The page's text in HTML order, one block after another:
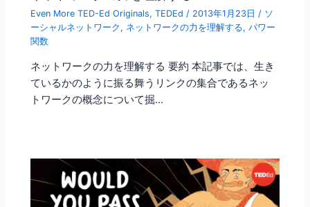
Even More TED-Ed Originals,TEDEd / 2013年1月23日 / ソ
ーシャルネットワーク , ネットワークの力を理解する,パワー
関数
ネットワークの力を理解する 要約 本記事では、生き
ているかのように振る舞うリンクの集合であるネッ
トワークの概念について掘…